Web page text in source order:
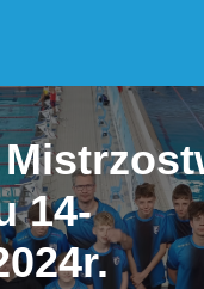
14-